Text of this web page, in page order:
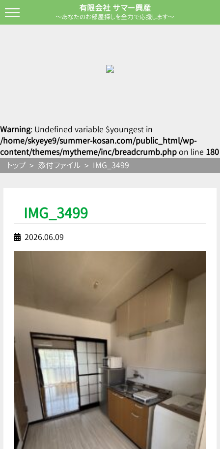
有限会社 サマー興産
～あなたのお部屋探しを全力で応援します～
Warning: Undefined variable $youngest in
/home/skyeye9/summer-kosan.com/public_html/wp-
content/themes/mytheme/inc/breadcrumb.phpon line 180
トップ
添付ファイル IMG_3499
IMG_3499
2026.06.09